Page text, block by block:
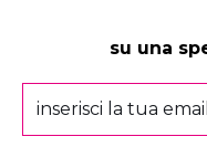
su una